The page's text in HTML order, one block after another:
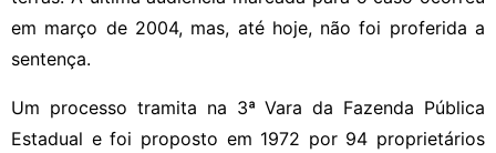
em março de 2004, mas, até hoje, não foi proferida a
sentença.
Um processo tramita na 3ª Vara da Fazenda Pública
Estadual e foi proposto em 1972 por 94 proprietários